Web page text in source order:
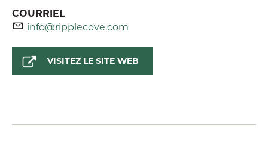
COURRIEL
info@ripplecove.com
VISITEZ LE SITE WEB